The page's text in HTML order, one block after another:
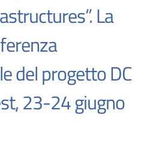
La
del progetto DC
23-24 giugno